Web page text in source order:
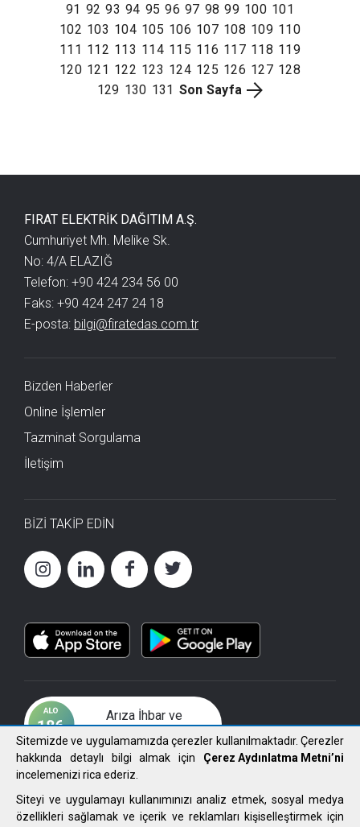
91 92 93 94 95 96 97 98 99 100 101
102 103 104 105 106 107 108 109 110
111 112 113 114 115 116 117 118 119
120 121 122 123 124 125 126 127 128
129 130 131 Son Sayfa
FIRAT ELEKTRİK DAĞITIM A.Ş.
Cumhuriyet Mh. Melike Sk.
No: 4/A ELAZIĞ
Telefon: +90 424 234 56 00
Faks: +90 424 247 24 18
E-posta: bilgi@firatedas.com.tr
Bizden Haberler
Online İşlemler
Tazminat Sorgulama
İletişim
BİZİ TAKİP EDİN
Arıza İhbar ve
2021 FIRAT ELEKTRİK DAĞITIM A.Ş. Tüm Hakları Saklıdır.
Sitemizde ve uygulamamızda çerezler kullanılmaktadır. Çerezler
hakkında detaylı bilgi almak için Çerez Aydınlatma Metni’ni
incelemenizi rica ederiz.
Siteyi ve uygulamayı kullanımınızı analiz etmek, sosyal medya
özellikleri sağlamak ve içerik ve reklamları kişiselleştirmek için